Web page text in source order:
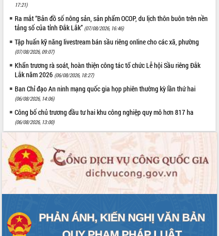
17:21)
Ra mắt “Bản đồ số nông sản, sản phẩm OCOP, du lịch thôn buôn trên nền
tảng số của tỉnh Đắk Lắk” (07/08/2026, 16:46)
Tập huấn kỹ năng livestream bán sầu riêng online cho các xã, phường
(07/08/2026, 09:07)
Khẩn trương rà soát, hoàn thiện công tác tổ chức Lễ hội Sầu riêng Đắk
Lắk năm 2026 (06/08/2026, 18:27)
Ban Chỉ đạo An ninh mạng quốc gia họp phiên thường kỳ lần thứ hai
(06/08/2026, 14:06)
Công bố chủ trương đầu tư hai khu công nghiệp quy mô hơn 817 ha
(06/08/2026, 13:00)